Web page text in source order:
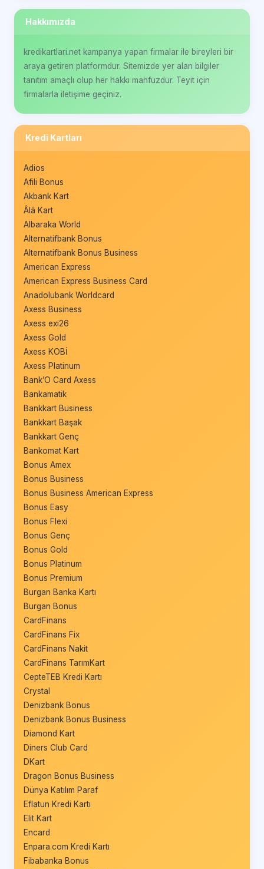
Hakkımızda
kredikartlari.net kampanya yapan firmalar ile bireyleri bir
araya getiren platformdur. Sitemizde yer alan bilgiler
tanıtım amaçlı olup her hakkı mahfuzdur. Teyit için
firmalarla iletişime geçiniz.
Kredi Kartları
Adios
Afili Bonus
Akbank Kart
Âlâ Kart
Albaraka World
Alternatifbank Bonus
Alternatifbank Bonus Business
American Express
American Express Business Card
Anadolubank Worldcard
Axess Business
Axess exi26
Axess Gold
Axess KOBİ
Axess Platinum
Bank’O Card Axess
Bankamatik
Bankkart Business
Bankkart Başak
Bankkart Genç
Bankomat Kart
Bonus Amex
Bonus Business
Bonus Business American Express
Bonus Easy
Bonus Flexi
Bonus Genç
Bonus Gold
Bonus Platinum
Bonus Premium
Burgan Banka Kartı
Burgan Bonus
CardFinans
CardFinans Fix
CardFinans Nakit
CardFinans TarımKart
CepteTEB Kredi Kartı
Crystal
Denizbank Bonus
Denizbank Bonus Business
Diamond Kart
Diners Club Card
DKart
Dragon Bonus Business
Dünya Katılım Paraf
Eflatun Kredi Kartı
Elit Kart
Encard
Enpara.com Kredi Kartı
Fibabanka Bonus